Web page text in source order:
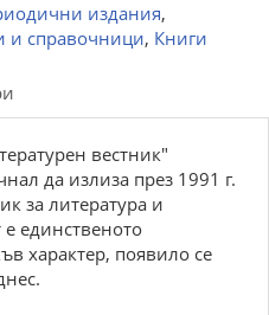
издания,
и справочници, Книги
вестник"
да излиза през 1991 г.
за литература и
е единственото
характер, появило се